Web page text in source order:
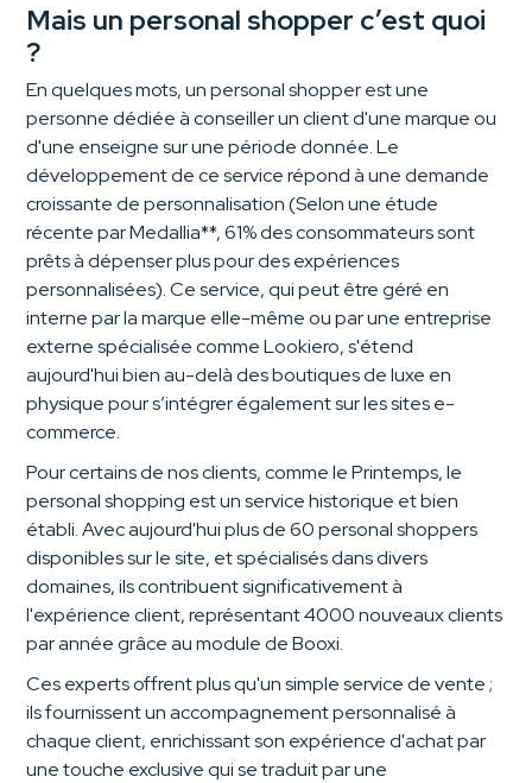
Mais un personal shopper c’est quoi
?
En quelques mots, un personal shopper est une
personne dédiée à conseiller un client d'une marque ou
d'une enseigne sur une période donnée. Le
développement de ce service répond à une demande
croissante de personnalisation (Selon une étude
récente par Medallia**, 61% des consommateurs sont
prêts à dépenser plus pour des expériences
personnalisées). Ce service, qui peut être géré en
interne par la marque elle-même ou par une entreprise
externe spécialisée comme Lookiero, s'étend
aujourd'hui bien au-delà des boutiques de luxe en
physique pour s’intégrer également sur les sites e-
commerce.
Pour certains de nos clients, comme le Printemps, le
personal shopping est un service historique et bien
établi. Avec aujourd'hui plus de 60 personal shoppers
disponibles sur le site, et spécialisés dans divers
domaines, ils contribuent significativement à
l'expérience client, représentant 4000 nouveaux clients
par année grâce au module de Booxi.
Ces experts offrent plus qu'un simple service de vente ;
ils fournissent un accompagnement personnalisé à
chaque client, enrichissant son expérience d'achat par
une touche exclusive qui se traduit par une